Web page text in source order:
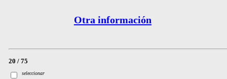
Otra información
20 / 75
seleccionar